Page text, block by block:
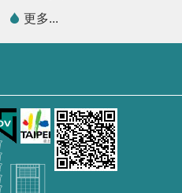
更多...